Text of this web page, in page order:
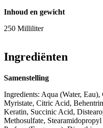
Inhoud en gewicht
250 Milliliter
Ingrediënten
Samenstelling
Ingredients: Aqua (Water,
Myristate, Citric Acid,
Keratin, Succinic Acid,
Methosulfate,